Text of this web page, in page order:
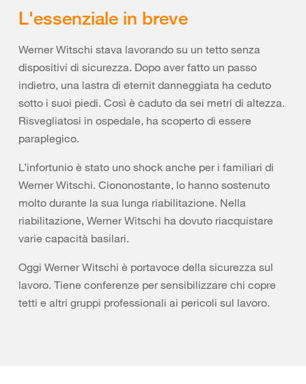
L'essenziale in breve
Werner Witschi stava lavorando su un tetto senza
dispositivi di sicurezza. Dopo aver fatto un passo
indietro, una lastra di eternit danneggiata ha ceduto
sotto i suoi piedi. Così è caduto da sei metri di altezza.
Risvegliatosi in ospedale, ha scoperto di essere
paraplegico.
L’infortunio è stato uno shock anche per i familiari di
Werner Witschi. Ciononostante, lo hanno sostenuto
molto durante la sua lunga riabilitazione. Nella
riabilitazione, Werner Witschi ha dovuto riacquistare
varie capacità basilari.
Oggi Werner Witschi è portavoce della sicurezza sul
lavoro. Tiene conferenze per sensibilizzare chi copre
tetti e altri gruppi professionali ai pericoli sul lavoro.